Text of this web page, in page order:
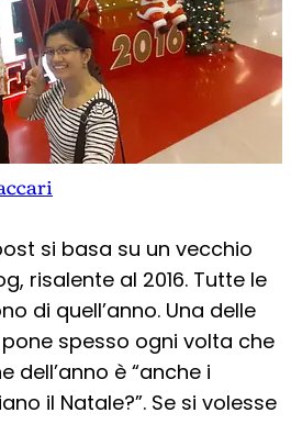
si basa su un vecchio
risalente al 2016. Tutte le
di quell’anno. Una delle
spesso ogni volta che
dell’anno è “anche i
il Natale?”. Se si volesse